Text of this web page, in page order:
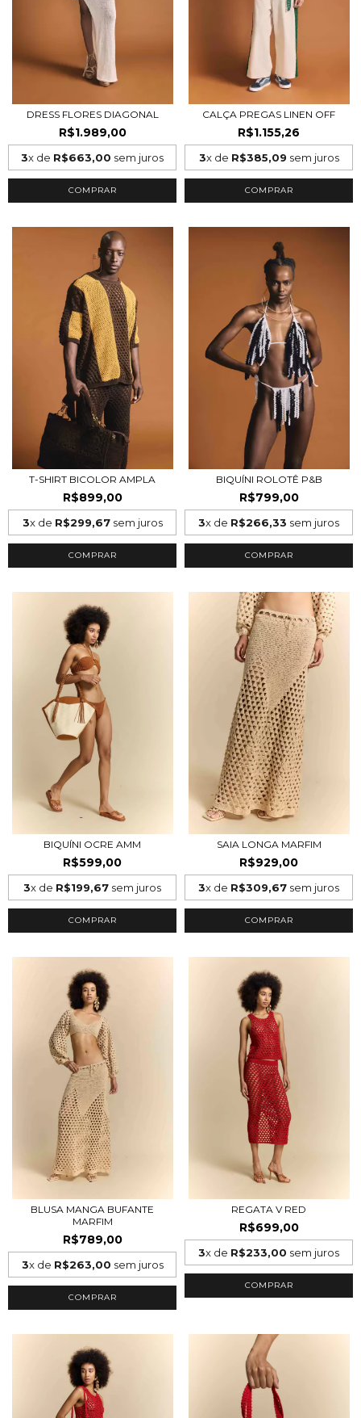
DRESS FLORES DIAGONAL
R$1.989,00
3x de R$663,00 sem juros
COMPRAR
CALÇA PREGAS LINEN OFF
R$1.155,26
3x de R$385,09 sem juros
COMPRAR
T-SHIRT BICOLOR AMPLA
R$899,00
3x de R$299,67sem juros
COMPRAR
BIQUÍNI ROLOTÊ P&B
R$799,00
3x de R$266,33 sem juros
COMPRAR
BIQUÍNI OCRE AMM
R$599,00
3x de R$199,67 sem juros
COMPRAR
SAIA LONGA MARFIM
R$929,00
3x de R$309,67 sem juros
COMPRAR
BLUSA MANGA BUFANTE
MARFIM
R$789,00
3x de R$263,00 sem juros
COMPRAR
REGATA V RED
R$699,00
3x de R$233,00 sem juros
COMPRAR